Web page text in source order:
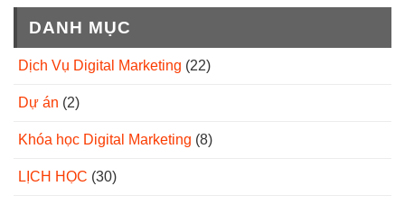
DANH MỤC
Dịch Vụ Digital Marketing (22)
Dự án (2)
Khóa học Digital Marketing (8)
LỊCH HỌC (30)